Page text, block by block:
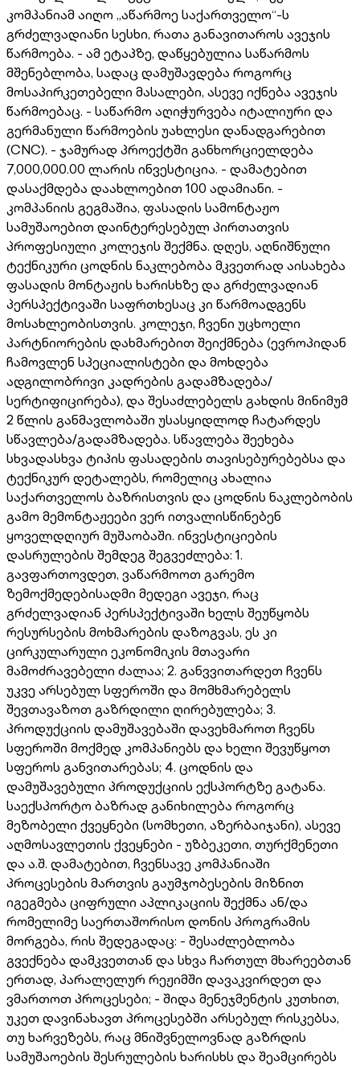
კომპანიამ აიღო „აწარმოე საქართველო“-ს
გრძელვადიანი სესხი, რათა განავითაროს ავეჯის
წარმოება. - ამ ეტაპზე, დაწყებულია საწარმოს
მშენებლობა, სადაც დამუშავდება როგორც
მოსაპირკეთებელი მასალები, ასევე იქნება ავეჯის
წარმოებაც. - საწარმო აღიჭურვება იტალიური და
გერმანული წარმოების უახლესი დანადგარებით
(CNC). - ჯამურად პროექტში განხორციელდება
7,000,000.00 ლარის ინვესტიცია. - დამატებით
დასაქმდება დაახლოებით 100 ადამიანი. -
კომპანიის გეგმაშია, ფასადის სამონტაჟო
სამუშაოებით დაინტერესებულ პირთათვის
პროფესიული კოლეჯის შექმნა. დღეს, აღნიშნული
ტექნიკური ცოდნის ნაკლებობა მკვეთრად აისახება
ფასადის მონტაჟის ხარისხზე და გრძელვადიან
პერსპექტივაში საფრთხესაც კი წარმოადგენს
მოსახლეობისთვის. კოლეჯი, ჩვენი უცხოელი
პარტნიორების დახმარებით შეიქმნება (ევროპიდან
ჩამოვლენ სპეციალისტები და მოხდება
ადგილობრივი კადრების გადამზადება/
სერტიფიცირება), და შესაძლებელს გახდის მინიმუმ
2 წლის განმავლობაში უსასყიდლოდ ჩატარდეს
სწავლება/გადამზადება. სწავლება შეეხება
სხვადასხვა ტიპის ფასადების თავისებურებებსა და
ტექნიკურ დეტალებს, რომელიც ახალია
საქართველოს ბაზრისთვის და ცოდნის ნაკლებობის
გამო მემონტაჟეები ვერ ითვალისწინებენ
ყოველდღიურ მუშაობაში. ინვესტიციების
დასრულების შემდეგ შეგვეძლება: 1.
გავფართოვდეთ, ვაწარმოოთ გარემო
ზემოქმედებისადმი მედეგი ავეჯი, რაც
გრძელვადიან პერსპექტივაში ხელს შეუწყობს
რესურსების მოხმარების დაზოგვას, ეს კი
ცირკულარული ეკონომიკის მთავარი
მამოძრავებელი ძალაა; 2. განვვითარდეთ ჩვენს
უკვე არსებულ სფეროში და მომხმარებელს
შევთავაზოთ გაზრდილი ღირებულება; 3.
პროდუქციის დამუშავებაში დავეხმაროთ ჩვენს
სფეროში მოქმედ კომპანიებს და ხელი შევუწყოთ
სფეროს განვითარებას; 4. ცოდნის და
დამუშავებული პროდუქციის ექსპორტზე გატანა.
საექსპორტო ბაზრად განიხილება როგორც
მეზობელი ქვეყნები (სომხეთი, აზერბაიჯანი), ასევე
აღმოსავლეთის ქვეყნები - უზბეკეთი, თურქმენეთი
და ა.შ. დამატებით, ჩვენსავე კომპანიაში
პროცესების მართვის გაუმჯობესების მიზნით
იგეგმება ციფრული აპლიკაციის შექმნა ან/და
რომელიმე საერთაშორისო დონის პროგრამის
მორგება, რის შედეგადაც: - შესაძლებლობა
გვექნება დამკვეთთან და სხვა ჩართულ მხარეებთან
ერთად, პარალელურ რეჟიმში დავაკვირდეთ და
ვმართოთ პროცესები; - შიდა მენეჯმენტის კუთხით,
უკეთ დავინახავთ პროცესებში არსებულ რისკებსა,
თუ ხარვეზებს, რაც მნიშვნელოვნად გაზრდის
სამუშაოების შესრულების ხარისხს და შეამცირებს